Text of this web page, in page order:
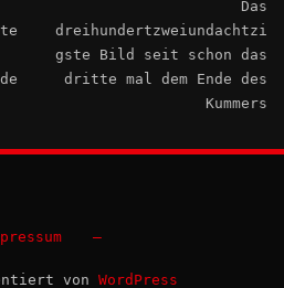
Das
dreihundertzweiundachtzi
gste Bild seit schon das
dritte mal dem Ende des
Kummers
–
von WordPress